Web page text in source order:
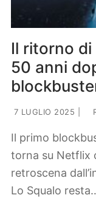
Il ritorno di
50 anni
7 LUGLIO 2025
Il primo
torna su Netflix
retroscena
Lo Squalo